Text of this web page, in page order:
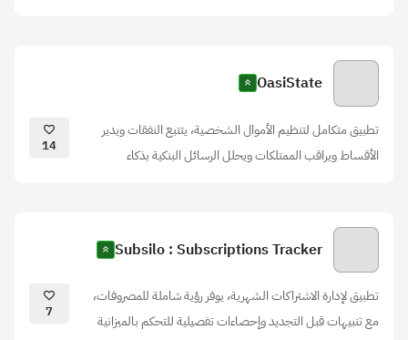
OasiState
تطبيق متكامل لتنظيم الأموال الشخصية، يتتبع النفقات ويدير
الأقساط ويراقب الممتلكات ويحلل الرسائل البنكية بذكاء
14
Subsilo : Subscriptions Tracker
تطبيق لإدارة الاشتراكات الشهرية، يوفر رؤية شاملة للمصروفات،
مع تنبيهات قبل التجديد وإحصاءات تفصيلية للتحكم بالميزانية
7